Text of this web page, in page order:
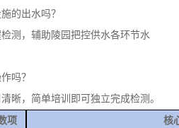
的出水吗？
测，辅助陵园把控供水各环节水
吗？
晰，简单培训即可独立完成检测。
项 核